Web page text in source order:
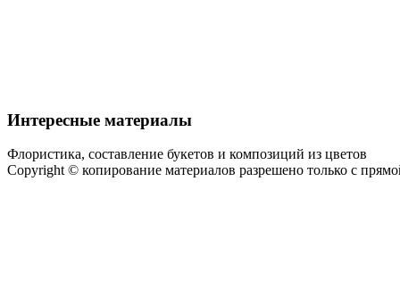
Интересные материалы
Флористика, составление букетов и композиций из цветов
Copyright © копирование материалов разрешено только с